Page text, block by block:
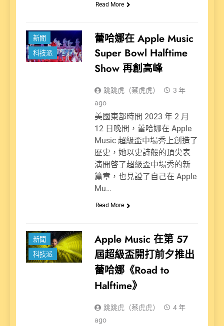
Read More
新聞
科技派
蕾哈娜在 Apple Music
Super Bowl Halftime
Show 再創高峰
跳跳虎（蔡虎虎）
3 年
ago
美國東部時間 2023 年 2 月
12 日晚間，蕾哈娜在 Apple
Music 超級盃中場秀上創造了
歷史，她以史詩般的頂尖表
演開啓了超級盃中場秀的新
篇章，也見證了自己在 Apple
Mu…
Read More
新聞
科技派
Apple Music 在第 57
屆超級盃開打前夕推出
蕾哈娜《Road to
Halftime》
跳跳虎（蔡虎虎）
4 年
ago